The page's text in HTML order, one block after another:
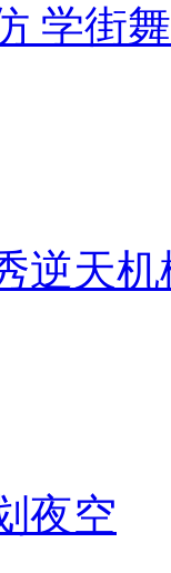
学街
逆天机
夜空